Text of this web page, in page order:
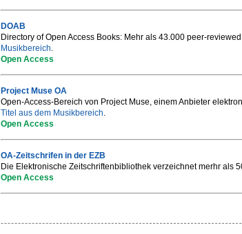
DOAB
Directory of Open Access Books: Mehr als 43.000 peer-
Musikbereich.
Open Access
Project Muse OA
Open-Access-Bereich von Project Muse, einem Anbieter
Titel aus dem Musikbereich.
Open Access
OA-Zeitschrifen in der EZB
Die Elektronische Zeitschriftenbibliothek verzeichnet merhr als
Open Access